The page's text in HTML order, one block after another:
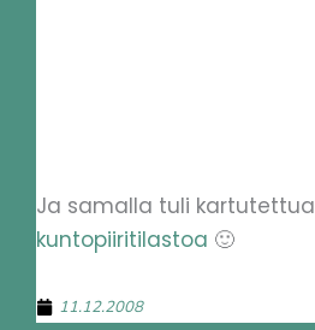
Ja samalla tuli kartutettua
kuntopiiritilastoa 🙂
11.12.2008